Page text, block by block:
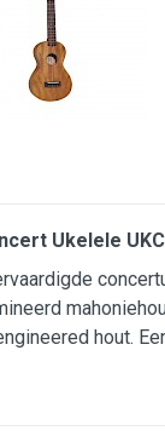
Ukelele
hout.